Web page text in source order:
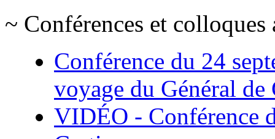
~ Conférences et
Conférence du 24
voyage du Général
VIDÉO - Conférence